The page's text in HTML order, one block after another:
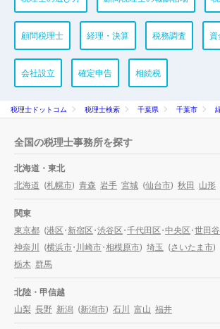
顧問税理士 経理・決算 税務調査 資
会社設立 確定申告 相続税
税理士ドットコム 税理士検索 千葉県 千葉市
全国の税理士事務所を探す
北海道・東北
北海道 (札幌市) 青森 岩手 宮城 (仙台市) 秋田 山形
関東
東京都 (港区・新宿区・渋谷区・千代田区・中央区・世田
神奈川
(横浜市・川崎市・相模原市) 埼玉 (さいたま市)
栃木 群馬
北陸・甲信越
山梨 長野 新潟 (新潟市) 石川 富山 福井